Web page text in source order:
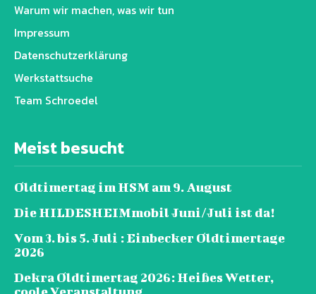
Warum wir machen, was wir tun
Impressum
Datenschutz­erklärung
Werkstattsuche
Team Schroedel
Meist besucht
Oldtimertag im HSM am 9. August
Die HILDESHEIMmobil Juni/Juli ist da!
Vom 3. bis 5. Juli : Einbecker Oldtimertage
2026
Dekra Oldtimertag 2026: Heißes Wetter,